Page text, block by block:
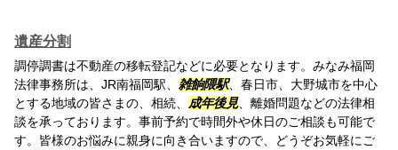
遺産分割
調停調書は不動産の移転登記などに必要となります。みなみ福岡
法律事務所は、JR南福岡駅、 雑餉隈駅、春日市、大野城市を中心
とする地域の皆さまの、相続、 成年後見、離婚問題などの法律相
談を承っております。事前予約で時間外や休日のご相談も可能で
す。皆様のお悩みに親身に向き合いますので、どうぞお気軽にご